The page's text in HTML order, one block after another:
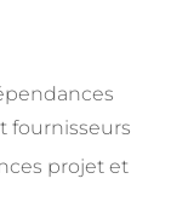
fournisseurs
projet et